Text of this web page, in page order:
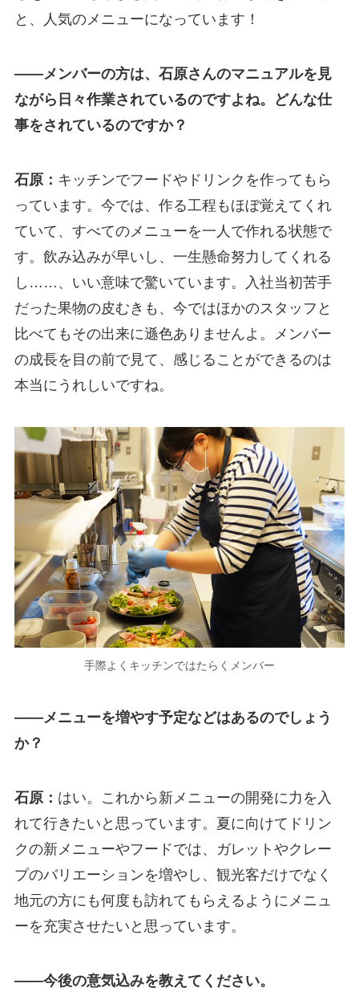
と、人気のメニューになっています！
――メンバーの方は、石原さんのマニュアルを見
ながら日々作業されているのですよね。どんな仕
事をされているのですか？
石原： キッチンでフードやドリンクを作ってもら
っています。今では、作る工程もほぼ覚えてくれ
ていて、すべてのメニューを一人で作れる状態で
す。飲み込みが早いし、一生懸命努力してくれる
し……、いい意味で驚いています。入社当初苦手
だった果物の皮むきも、今ではほかのスタッフと
比べてもその出来に遜色ありませんよ。メンバー
の成長を目の前で見て、感じることができるのは
本当にうれしいですね。
手際よくキッチンではたらくメンバー
――メニューを増やす予定などはあるのでしょう
か？
石原： はい。これから新メニューの開発に力を入
れて行きたいと思っています。夏に向けてドリン
クの新メニューやフードでは、ガレットやクレー
プのバリエーションを増やし、観光客だけでなく
地元の方にも何度も訪れてもらえるようにメニュ
ーを充実させたいと思っています。
――今後の意気込みを教えてください。